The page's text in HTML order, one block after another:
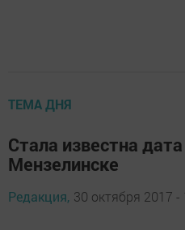
ТЕМА ДНЯ
Стала известна
Мензелинске
Редакция, 30 октября 2017 -